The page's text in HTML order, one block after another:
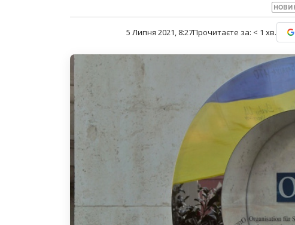
5 Липня 2021, 8:27Прочитаєте за: < 1 хв.